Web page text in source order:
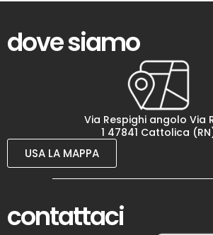
dove siamo
Via Respighi angolo Via
1 47841 Cattolica
USA LA MAPPA
contattaci